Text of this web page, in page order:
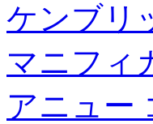
ケンブリ
マニフィ
アニュー